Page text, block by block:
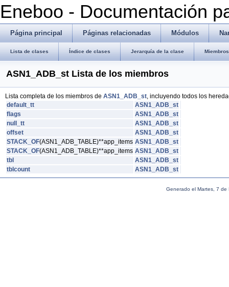
Eneboo - Documentación
Página principal Páginas relacionadas Módulos
Lista de clases Índice de clases Jerarquía de la clase
ASN1_ADB_st Lista de los miembros
Lista completa de los miembros de ASN1_ADB_st, incluyendo todos los
default_tt
ASN1_ADB_st
flags
ASN1_ADB_st
null_tt
ASN1_ADB_st
offset
ASN1_ADB_st
STACK_OF(ASN1_ADB_TABLE)**app_items ASN1_ADB_st
STACK_OF(ASN1_ADB_TABLE)**app_items ASN1_ADB_st
tbl
ASN1_ADB_st
tblcount
ASN1_ADB_st
Generado el Martes, 7